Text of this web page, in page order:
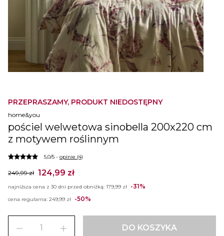
PRZEPRASZAMY, PRODUKT NIEDOSTĘPNY
home&you
pościel welwetowa sinobella 200x220 cm
z motywem roślinnym
5,0/5 - opinie (4)
249,99 zł 124,99 zł
najniższa cena z 30 dni przed obniżką: 179,99 zł -31%
cena regularna: 249,99 zł -50%
remove add DO KOSZYKA